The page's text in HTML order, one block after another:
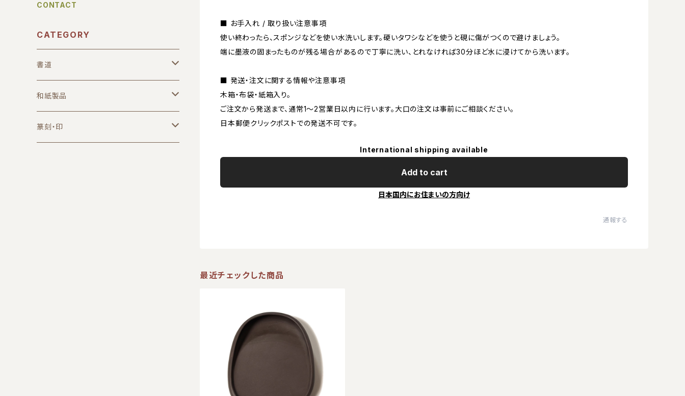
■ お手入れ / 取り扱い注意事項
使い終わったら、スポンジなどを使い水洗いします。硬いタワシなどを使うと硯に傷がつくので避けましょう。
端に墨液の固まったものが残る場合があるので丁寧に洗い、とれなければ30分ほど水に浸けてから洗います。
■ 発送・注文に関する情報や注意事項
木箱・布袋・紙箱入り。
ご注文から発送まで、通常1～2営業日以内に行います。大口の注文は事前にご相談ください。
日本郵便クリックポストでの発送不可です。
International shipping available
Add to cart
日本国内にお住まいの方向け
通報する
最近チェックした商品
CONTACT
CATEGORY
書道
筆
小筆
墨・墨液
和紙製品
葉書
篆刻・印